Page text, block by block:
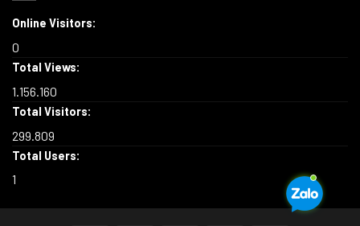
Online Visitors:
0
Total Views:
1.156.160
Total Visitors:
299.809
Total Users:
1